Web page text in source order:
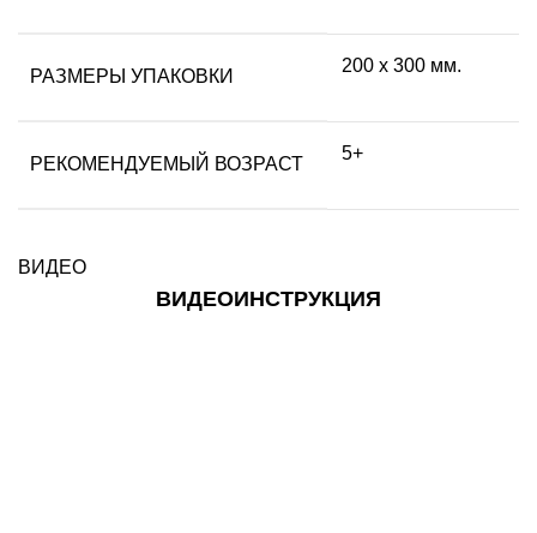
РАЗМЕРЫ УПАКОВКИ
200 х 300 мм.
РЕКОМЕНДУЕМЫЙ ВОЗРАСТ
5+
ВИДЕО
ВИДЕОИНСТРУКЦИЯ